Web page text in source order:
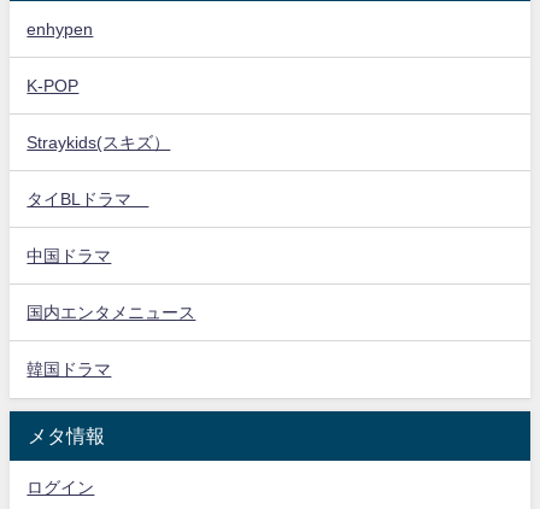
enhypen
K-POP
Straykids(スキズ）
タイBLドラマ
中国ドラマ
国内エンタメニュース
韓国ドラマ
メタ情報
ログイン